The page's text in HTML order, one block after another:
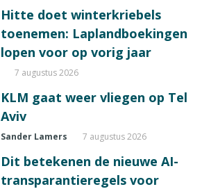
Hitte doet winterkriebels
toenemen: Laplandboekingen
lopen voor op vorig jaar
7 augustus 2026
KLM gaat weer vliegen op Tel
Aviv
Sander Lamers 7 augustus 2026
Dit betekenen de nieuwe AI-
transparantieregels voor